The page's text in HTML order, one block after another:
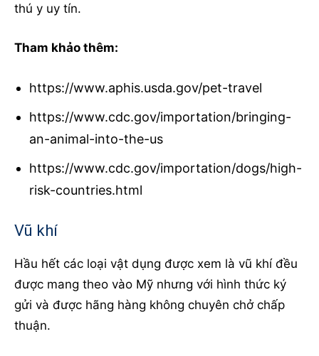
thú y uy tín.
Tham khảo thêm:
https://www.aphis.usda.gov/pet-travel
https://www.cdc.gov/importation/bringing-
an-animal-into-the-us
https://www.cdc.gov/importation/dogs/high-
risk-countries.html
Vũ khí
Hầu hết các loại vật dụng được xem là vũ khí đều
được mang theo vào Mỹ nhưng với hình thức ký
gửi và được hãng hàng không chuyên chở chấp
thuận.